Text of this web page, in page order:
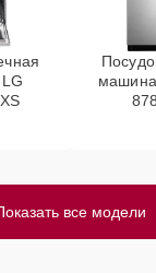
все модели